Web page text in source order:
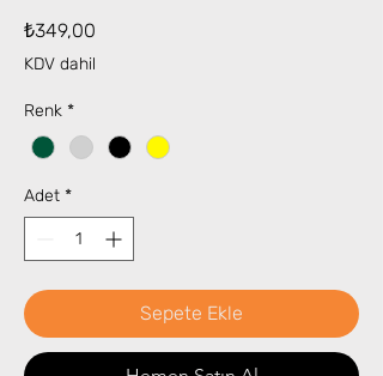
₺349,00
KDV dahil
Renk *
Adet *
Sepete Ekle